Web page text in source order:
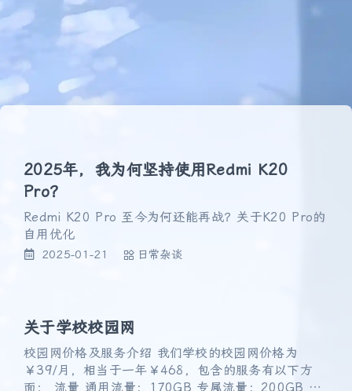
2025年，我为何坚持使用Redmi K20
Pro？
Redmi K20 Pro 至今为何还能再战？关于K20 Pro的
自用优化
2025-01-21 日常杂谈
关于学校校园网
校园网价格及服务介绍 我们学校的校园网价格为
￥39/月，相当于一年￥468，包含的服务有以下方
面： 流量 通用流量：170GB 专属流量：200GB 其